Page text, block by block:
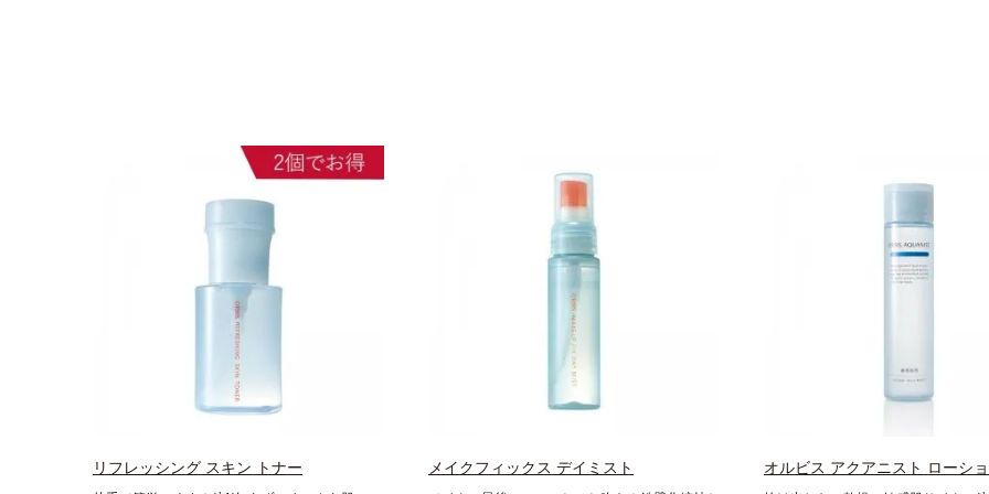
リフレッシング スキン トナー メイクフィックス デイミスト オルビス アクアニスト ローシ